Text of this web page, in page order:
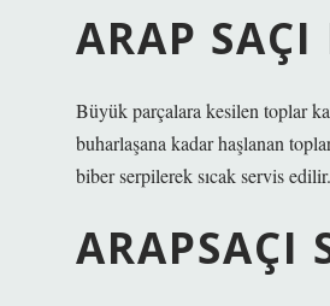
ARAP SAÇI
Büyük parçalara kesilen toplar
buharlaşana kadar haşlanan
biber serpilerek sıcak servis edilir.
ARAPSAÇI